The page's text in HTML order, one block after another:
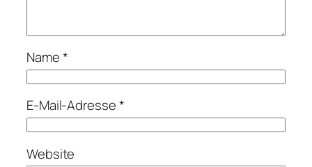
Name*
E-Mail-Adresse*
Website